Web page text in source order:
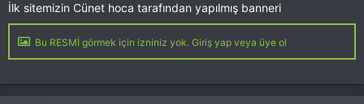
İlk sitemizin Cünet hoca tarafından yapılmış banneri
Bu RESMİ görmek için izniniz yok. Giriş yap veya üye ol